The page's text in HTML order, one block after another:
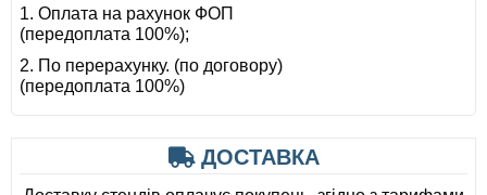
1. Оплата на рахунок ФОП
(передоплата 100%);
2. По перерахунку. (по договору)
(передоплата 100%)
ДОСТАВКА